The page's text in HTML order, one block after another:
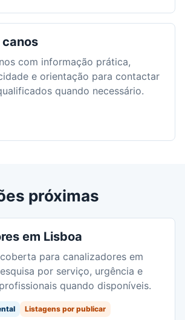
canos
com informação prática,
e orientação para contactar
quando necessário.
próximas
em Lisboa
para canalizadores em
por serviço, urgência e
quando disponíveis.
Listagens por publicar